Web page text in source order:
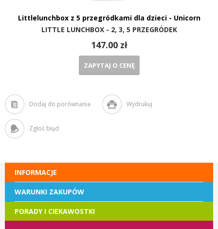
Littlelunchbox z 5 przegródkami dla dzieci - Unicorn
LITTLE LUNCHBOX - 2, 3, 5 PRZEGRÓDEK
147.00 zł
ZAPYTAJ O CENĘ
Dodaj do porównania Wydrukuj
Zgłoś błąd
INFORMACJE
WARUNKI ZAKUPÓW
PORADY I CIEKAWOSTKI